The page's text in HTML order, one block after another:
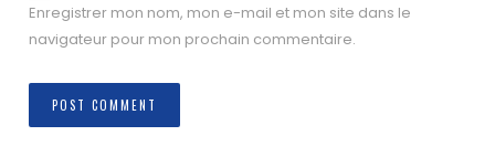
Enregistrer mon nom, mon e-mail et mon site dans le
navigateur pour mon prochain commentaire.